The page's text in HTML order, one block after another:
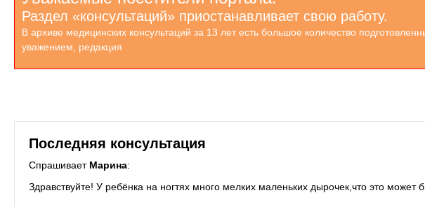
Раздел «консультаций» приостанавливает свою работу.
В архиве медицинских консультаций за 13 лет есть большое количество
уважением, редакция
Последняя консультация
Спрашивает Марина:
Здравствуйте! У ребёнка на ногтях много мелких маленьких дырочек,что это может